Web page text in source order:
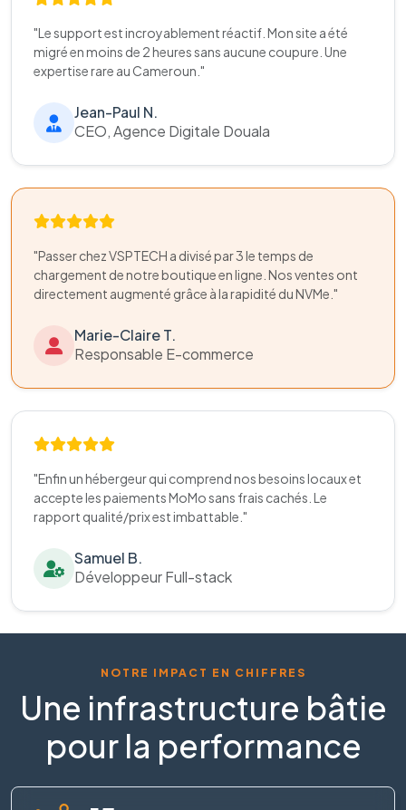
"Le support est incroyablement réactif. Mon site a été
migré en moins de 2 heures sans aucune coupure. Une
expertise rare au Cameroun."
Jean-Paul N.
CEO, Agence Digitale Douala
"Passer chez VSPTECH a divisé par 3 le temps de
chargement de notre boutique en ligne. Nos ventes ont
directement augmenté grâce à la rapidité du NVMe."
Marie-Claire T.
Responsable E-commerce
"Enfin un hébergeur qui comprend nos besoins locaux et
accepte les paiements MoMo sans frais cachés. Le
rapport qualité/prix est imbattable."
Samuel B.
Développeur Full-stack
NOTRE IMPACT EN CHIFFRES
Une infrastructure bâtie
pour la performance